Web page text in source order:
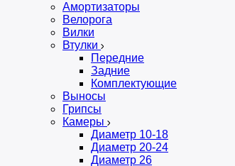
Амортизаторы
Велорога
Вилки
Втулки
Передние
Задние
Комплектующие
Выносы
Грипсы
Камеры
Диаметр 10-18
Диаметр 20-24
Диаметр 26